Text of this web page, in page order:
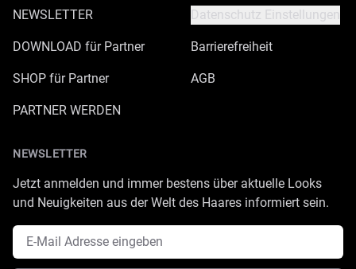
NEWSLETTER
DOWNLOAD für Partner
SHOP für Partner
PARTNER WERDEN
Datenschutz Einstellungen
Barrierefreiheit
AGB
NEWSLETTER
Jetzt anmelden und immer bestens über aktuelle Looks
und Neuigkeiten aus der Welt des Haares informiert sein.
E-Mail Adresse